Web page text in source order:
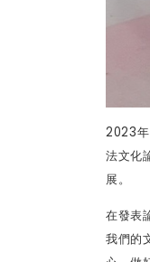
2023年
法文化
展。
在發表
我們的